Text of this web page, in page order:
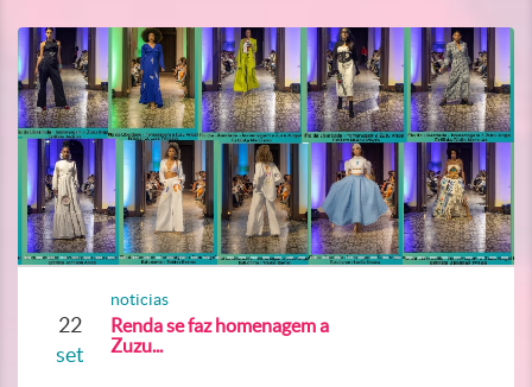
22
set
noticias
Renda se faz homenagem a
Zuzu...